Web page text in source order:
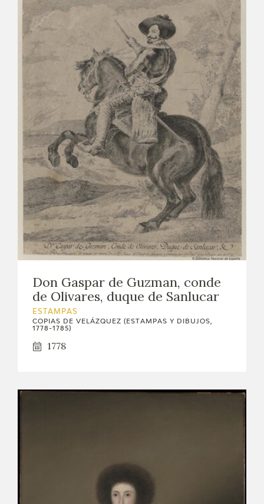
Don Gaspar de Guzman, conde
de Olivares, duque de Sanlucar
ESTAMPAS
COPIAS DE VELÁZQUEZ (ESTAMPAS Y DIBUJOS,
1778-1785)
1778